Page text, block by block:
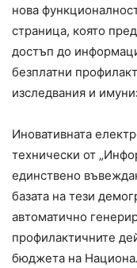
нова
страница, която
достъп до
безплатни
изследвания и
Иновативната
технически от
единствено
базата на тези
автоматично
профилактичните
бюджета на